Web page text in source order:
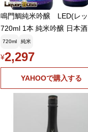
鳴門鯛純米吟醸 LED(レ
720ml 1本 純米吟醸 日本酒
島
720ml 純米
¥2,297
YAHOOで購入する